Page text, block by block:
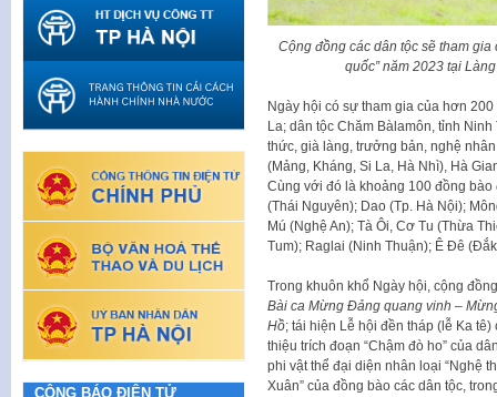
Cộng đồng các dân tộc sẽ tham
quốc” năm 2023 tại
Ngày hội có sự tham gia của hơn
La; dân tộc Chăm Bàlamôn, tỉnh
thức, già làng, trưởng bản, nghệ
(Mảng, Kháng, Si La, Hà Nhì), Hà
Cùng với đó là khoảng 100 đồng
(Thái Nguyên); Dao (Tp. Hà Nội);
Mú (Nghệ An); Tà Ôi, Cơ Tu (Thừa
Tum); Raglai (Ninh Thuận); Ê Đê
Trong khuôn khổ Ngày hội, cộng
Bài ca Mừng Đảng quang vinh –
Hồ; tái hiện Lễ hội đền tháp (lễ Ka
thiệu trích đoạn “Chậm đò ho” của
phi vật thể đại diện nhân loại “Nghệ
Xuân” của đồng bào các dân tộc,
CÔNG BÁO ĐIỆN TỬ